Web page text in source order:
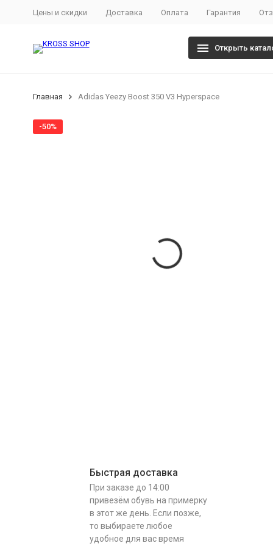
Цены и скидки Доставка Оплата Гарантия
Открыть
Главная Adidas Yeezy Boost 350 V3 Hyperspace
-50%
Быстрая доставка
При заказе до 14:00
привезём обувь на примерку
в этот же день. Если позже,
то выбираете любое
удобное для вас время